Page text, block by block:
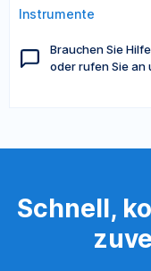
Instrumente
Brauchen Sie
oder rufen Sie an
Schnell,